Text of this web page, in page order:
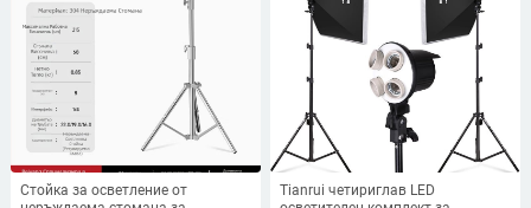
Стойка за осветление от
Tianrui четириглав LED